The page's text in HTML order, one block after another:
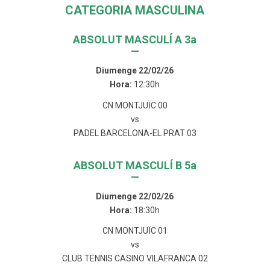
CATEGORIA MASCULINA
ABSOLUT MASCULÍ A 3a
—
Diumenge 22/02/26
Hora: 12:30h
CN MONTJUÏC 00
vs
PADEL BARCELONA-EL PRAT 03
ABSOLUT MASCULÍ B 5a
—
Diumenge 22/02/26
Hora: 18:30h
CN MONTJUÏC 01
vs
CLUB TENNIS CASINO VILAFRANCA 02